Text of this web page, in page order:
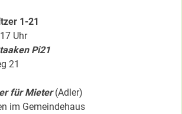
1-21
Uhr
Pi21
21
für Mieter(Adler)
im Gemeindehaus